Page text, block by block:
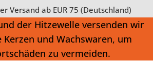
Versand ab EUR 75 (Deutschland)
der Hitzewelle versenden wir
und Wachswaren, um
zu vermeiden.